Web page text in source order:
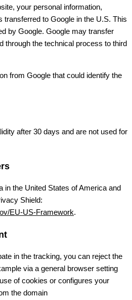
your personal information,
transferred to Google in the U.S. This
by Google. Google may transfer
through the technical process to third
from Google that could identify the
after 30 days and are not used for
in the United States of America and
Shield:
EU-US-Framework.
in the tracking, you can reject the
via a general browser setting
of cookies or configures your
the domain